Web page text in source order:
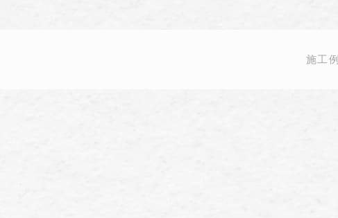
施工例